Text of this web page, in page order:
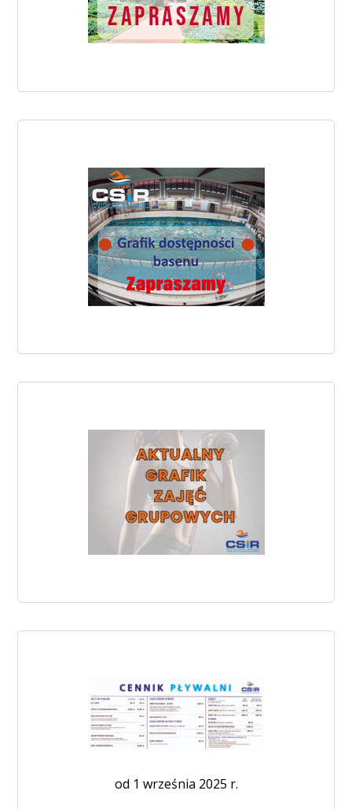
od 1 września 2025 r.